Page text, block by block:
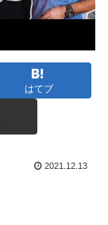
はてブ
2021.12.13